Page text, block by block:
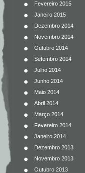
Fevereiro 2015
Janeiro 2015
Dezembro 2014
Novembro 2014
Outubro 2014
Setembro 2014
Julho 2014
Junho 2014
Maio 2014
Abril 2014
Março 2014
Fevereiro 2014
Janeiro 2014
Dezembro 2013
Novembro 2013
Outubro 2013